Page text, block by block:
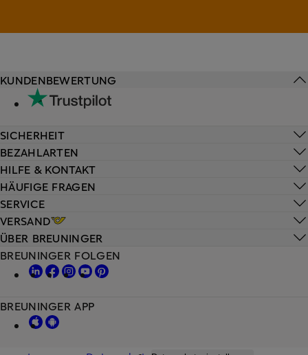
HILFE & KONTAKT
HÄUFIGE FRAGEN
SERVICE
VERSAND
KUNDENBEWERTUNG
SICHERHEIT
BEZAHLARTEN
ÜBER BREUNINGER
BREUNINGER FOLGEN
BREUNINGER APP